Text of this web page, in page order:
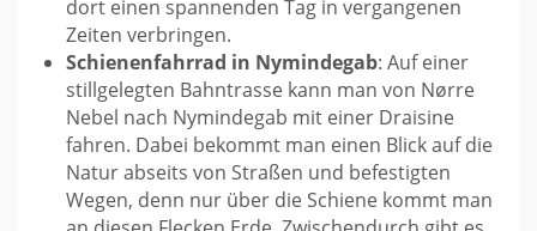
dort einen spannenden Tag in vergangenen
Zeiten verbringen.
Schienenfahrrad in Nymindegab: Auf einer
stillgelegten Bahntrasse kann man von Nørre
Nebel nach Nymindegab mit einer Draisine
fahren. Dabei bekommt man einen Blick auf die
Natur abseits von Straßen und befestigten
Wegen, denn nur über die Schiene kommt man